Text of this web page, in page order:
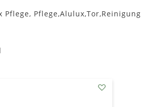
Pflege, Pflege,Alulux,Tor,Reinigung